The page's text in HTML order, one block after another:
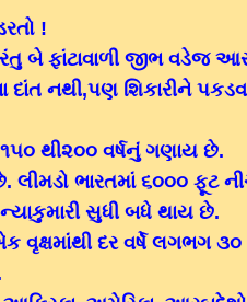
!
બે ફાંટાવાળી જીભ વડેજ
નથી,પણ શિકારીને
થી૨૦૦ વર્ષનું ગણાય છે.
લીમડો ભારતમાં ૬૦૦૦ ફૂટ
સુધી બધે થાય છે.
વૃક્ષમાંથી દર વર્ષે લગભગ ૩૦